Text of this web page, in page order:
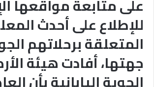
على متابعة مواقعها
للإطلاع على أحدث
المتعلقة برحلاتهم
جهتها، أفادت هيئة